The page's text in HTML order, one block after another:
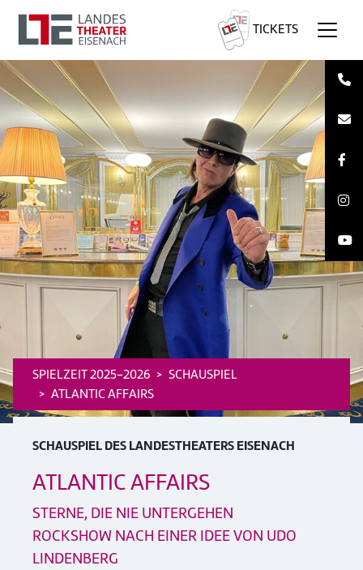
TICKETS
SPIELZEIT 2025-2026
SCHAUSPIEL
ATLANTIC AFFAIRS
SCHAUSPIEL DES LANDESTHEATERS EISENACH
ATLANTIC AFFAIRS
STERNE, DIE NIE UNTERGEHEN
ROCKSHOW NACH EINER IDEE VON UDO
LINDENBERG